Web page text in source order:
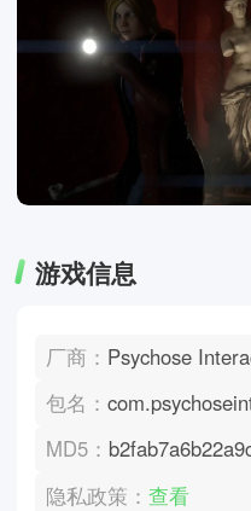
游戏信息
厂商： Psychose
包名：
MD5：
隐私政策：查看